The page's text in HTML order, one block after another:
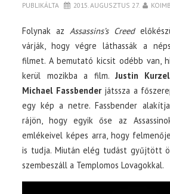
PUBLIKÁLTA 2015. AUGUSZTUS 27.
Folynak azAssassins’s Creed
várják, hogy végre láthassák a
filmet. A bemutató kicsit odébb van,
kerül mozikba a film. Justin Kurzel
Michael Fassbenderjátssza a
egy kép a netre. Fassbender
rájön, hogy egyik őse az
emlékeivel képes arra, hogy
is tudja. Miután elég tudást gyűjtött
szembeszáll a Templomos Lovagokkal.